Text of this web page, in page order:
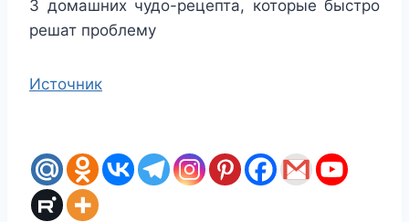
3 домашних чудо-рецепта, которые быстро
решат проблему
Источник